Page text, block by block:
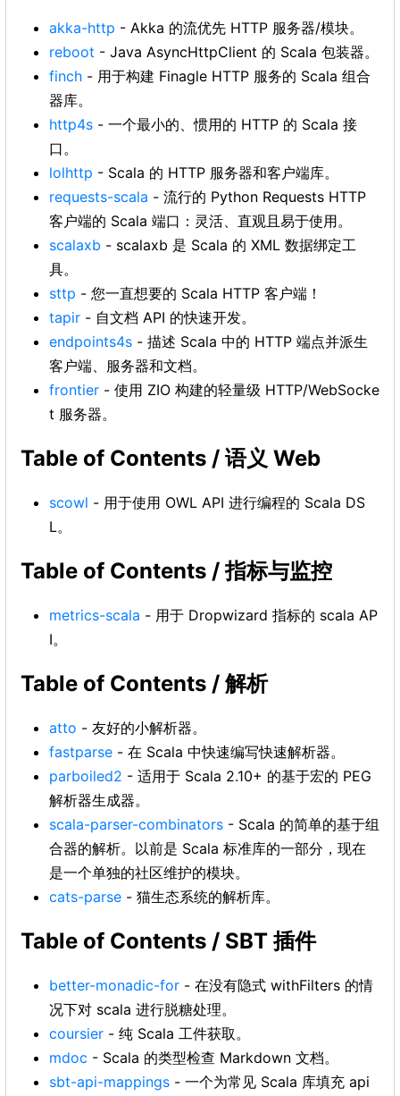
akka-http - Akka 的流优先 HTTP 服务器/模块。
reboot - Java AsyncHttpClient 的 Scala 包装器。
finch - 用于构建 Finagle HTTP 服务的 Scala 组合
器库。
http4s - 一个最小的、惯用的 HTTP 的 Scala 接
口。
lolhttp - Scala 的 HTTP 服务器和客户端库。
requests-scala - 流行的 Python Requests HTTP
客户端的 Scala 端口：灵活、直观且易于使用。
scalaxb - scalaxb 是 Scala 的 XML 数据绑定工
具。
sttp - 您一直想要的 Scala HTTP 客户端！
tapir - 自文档 API 的快速开发。
endpoints4s - 描述 Scala 中的 HTTP 端点并派生
客户端、服务器和文档。
frontier - 使用 ZIO 构建的轻量级 HTTP/WebSocke
t 服务器。
Table of Contents / 语义 Web
scowl - 用于使用 OWL API 进行编程的 Scala DS
L。
Table of Contents / 指标与监控
metrics-scala - 用于 Dropwizard 指标的 scala AP
I。
Table of Contents / 解析
atto - 友好的小解析器。
fastparse - 在 Scala 中快速编写快速解析器。
parboiled2 - 适用于 Scala 2.10+ 的基于宏的 PEG
解析器生成器。
scala-parser-combinators - Scala 的简单的基于组
合器的解析。以前是 Scala 标准库的一部分，现在
是一个单独的社区维护的模块。
cats-parse - 猫生态系统的解析库。
Table of Contents / SBT 插件
better-monadic-for - 在没有隐式 withFilters 的情
况下对 scala 进行脱糖处理。
coursier - 纯 Scala 工件获取。
mdoc - Scala 的类型检查 Markdown 文档。
sbt-api-mappings - 一个为常见 Scala 库填充 api